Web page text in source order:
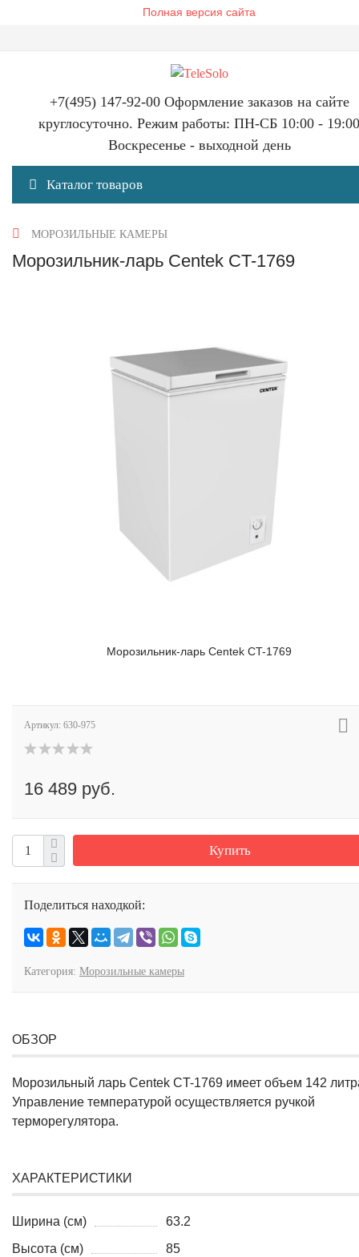
Полная версия сайта
+7(495) 147-92-00 Оформление заказов на сайте
круглосуточно. Режим работы: ПН-СБ 10:00 - 19:00
Воскресенье - выходной день
Каталог товаров
МОРОЗИЛЬНЫЕ КАМЕРЫ
Морозильник-ларь Centek CT-1769
Морозильник-ларь Centek CT-1769
Артикул: 630-975
16 489 руб.
Купить
Поделиться находкой:
Категория: Морозильные камеры
ОБЗОР
Морозильный ларь Centek CT-1769 имеет объем 142
Управление температурой осуществляется ручкой
терморегулятора.
ХАРАКТЕРИСТИКИ
Ширина (см)
63.2
Высота (см)
85